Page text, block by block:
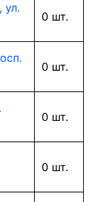
ул.
0 шт.
0 шт.
0 шт.
0 шт.